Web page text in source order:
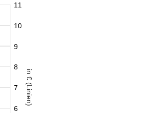
in € (Linien)
6
7
8
9
10
11